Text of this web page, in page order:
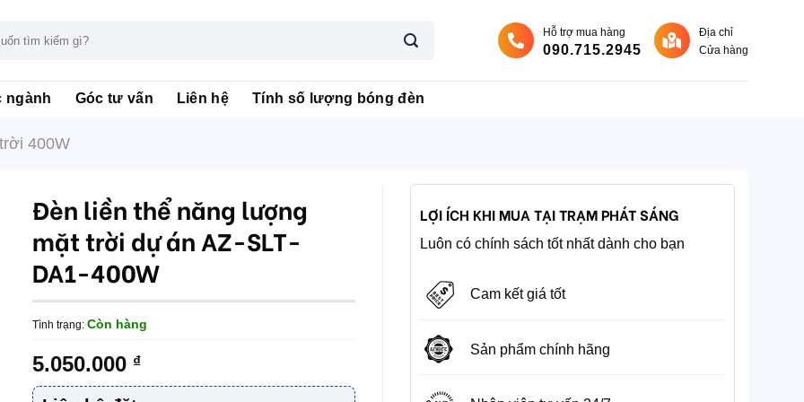
Hỗ trợ mua hàng
090.715.2945
Địa chỉ
Cửa hàng
ngành Góc tư vấn Liên hệ Tính số lượng bóng đèn
400W
Đèn liền thể năng lượng
mặt trời dự án AZ-SLT-
DA1-400W
Tình trạng: Còn hàng
5.050.000 ₫
LỢI ÍCH KHI MUA TẠI TRẠM PHÁT SÁNG
Luôn có chính sách tốt nhất dành cho bạn
Cam kết giá tốt
Sản phẩm chính hãng